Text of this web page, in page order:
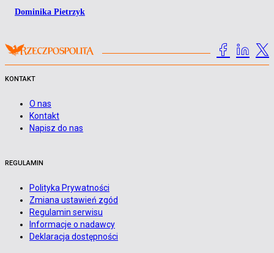
Dominika Pietrzyk
KONTAKT
O nas
Kontakt
Napisz do nas
REGULAMIN
Polityka Prywatności
Zmiana ustawień zgód
Regulamin serwisu
Informacje o nadawcy
Deklaracja dostępności